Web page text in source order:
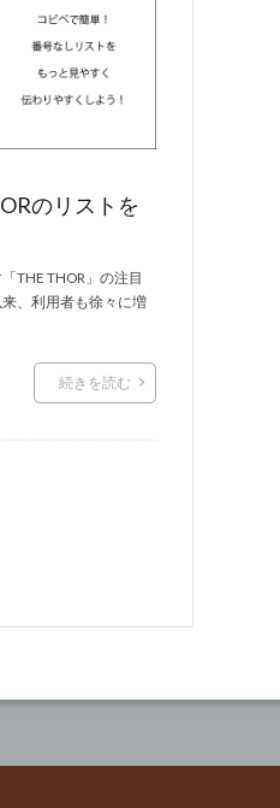
のリストを
THE THOR」の注目
、利用者も徐々に増
続きを読む